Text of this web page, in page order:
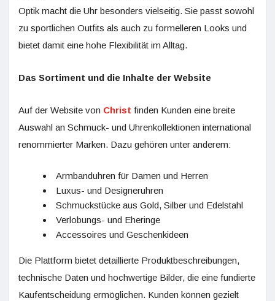
Optik macht die Uhr besonders vielseitig. Sie passt sowohl
zu sportlichen Outfits als auch zu formelleren Looks und
bietet damit eine hohe Flexibilität im Alltag.
Das Sortiment und die Inhalte der Website
Auf der Website von Christ finden Kunden eine breite
Auswahl an Schmuck- und Uhrenkollektionen international
renommierter Marken. Dazu gehören unter anderem:
Armbanduhren für Damen und Herren
Luxus- und Designeruhren
Schmuckstücke aus Gold, Silber und Edelstahl
Verlobungs- und Eheringe
Accessoires und Geschenkideen
Die Plattform bietet detaillierte Produktbeschreibungen,
technische Daten und hochwertige Bilder, die eine fundierte
Kaufentscheidung ermöglichen. Kunden können gezielt